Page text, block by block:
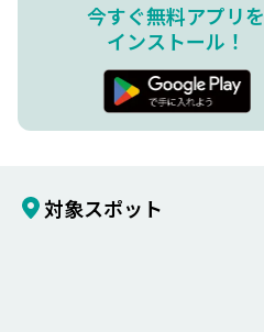
今すぐ無料アプリを
インストール！
対象スポット